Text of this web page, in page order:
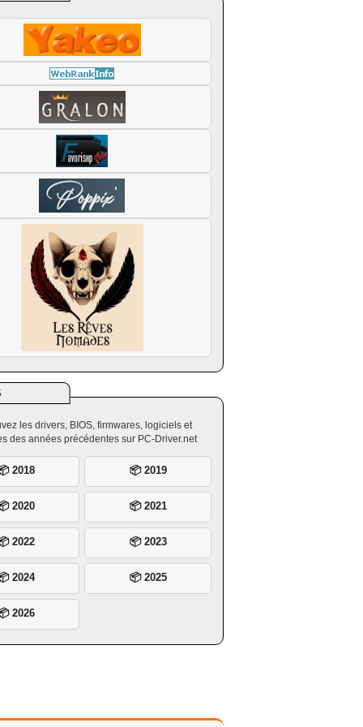
les drivers, BIOS, firmwares, logiciels et
des années précédentes sur PC-Driver.net
2018 📦 2019
2020 📦 2021
2022 📦 2023
2024 📦 2025
2026